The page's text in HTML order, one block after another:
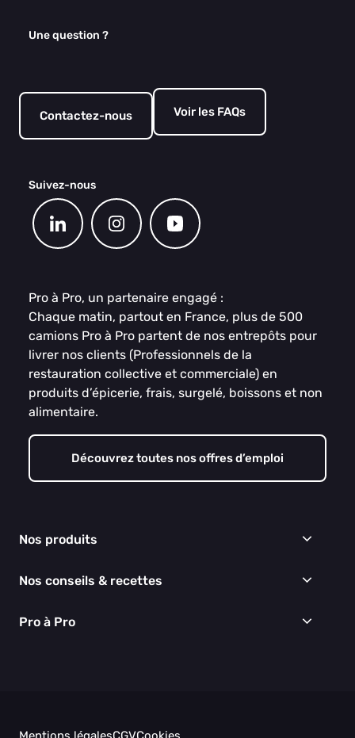
Une question ?
Contactez-nous Voir les FAQs
Suivez-nous
Pro à Pro, un partenaire engagé :
Chaque matin, partout en France, plus de 500
camions Pro à Pro partent de nos entrepôts pour
livrer nos clients (Professionnels de la
restauration collective et commerciale) en
produits d’épicerie, frais, surgelé, boissons et non
alimentaire.
Découvrez toutes nos offres d’emploi
Nos produits
Épicerie
Boissons
Nos conseils & recettes
Recettes
Pro à Pro